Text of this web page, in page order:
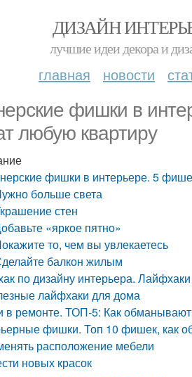
ДИЗАЙН
лучшие идеи декора и
главная новости
фишки в
любую квартиру
фишки в интерьере. 5
больше света
стен
«яркое пятно»
то, чем вы увлекаетесь
балкон жилым
по дизайну интерьера.
лайфхаки для дома
в ремонте. ТОП-5: Как
фишки. Топ 10 фишек, как
расположение мебели
новых красок